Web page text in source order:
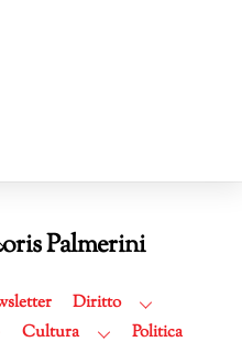
Palmerini
Diritto
Cultura Politica